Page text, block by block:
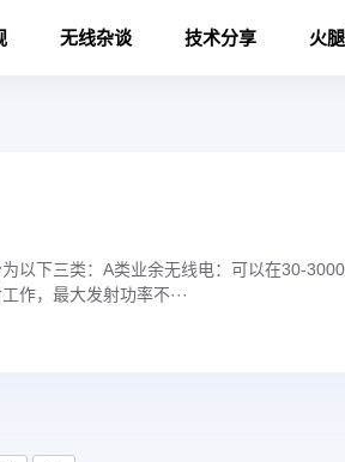
无线杂谈 技术分享 火
以下三类：‌‌A类业余无线电‌：可以在30-
作，最大发射功率不···